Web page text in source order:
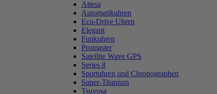
Attesa
Automatikuhren
Eco-Drive Uhren
Elegant
Funkuhren
Promaster
Satellite Wave GPS
Series 8
Sportuhren und Chronographen
Super-Titanium
Tsuyosa